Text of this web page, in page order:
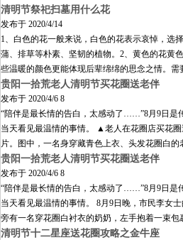
清明节祭祀扫墓用什么花
发布于 2020/4/14
1、白色的花一般来说，白色的花表示哀悼，选
蒲、排草等朴素、坚韧的植物。2、黄色的花黄
些温暖的颜色更能体现后辈绵绵的思念之情。
贵阳一拾荒老人清明节买花圈送老伴
发布于 2020/4/6 8
“陪伴是最长情的告白，太感动了……”8月9日是
当天看见最温情的事情。 ▲老人在花圈店买花
片。图中，一名身穿藏青色上衣、头发花圈白的
贵阳一拾荒老人清明节买花圈送老伴
发布于 2020/4/6 8
“陪伴是最长情的告白，太感动了……”8月9日是
当天看见最温情的事情。 8月9日晚，市民李女
旁有一名穿花圈白衬衣的奶奶，左手抱着一束包
清明节十二星座送花圈攻略之金牛座